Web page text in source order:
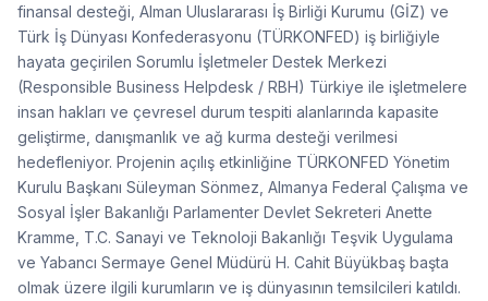
finansal desteği, Alman Uluslararası İş Birliği Kurumu (GİZ) ve
Türk İş Dünyası Konfederasyonu (TÜRKONFED) iş birliğiyle
hayata geçirilen Sorumlu İşletmeler Destek Merkezi
(Responsible Business Helpdesk / RBH) Türkiye ile işletmelere
insan hakları ve çevresel durum tespiti alanlarında kapasite
geliştirme, danışmanlık ve ağ kurma desteği verilmesi
hedefleniyor. Projenin açılış etkinliğine TÜRKONFED Yönetim
Kurulu Başkanı Süleyman Sönmez, Almanya Federal Çalışma ve
Sosyal İşler Bakanlığı Parlamenter Devlet Sekreteri Anette
Kramme, T.C. Sanayi ve Teknoloji Bakanlığı Teşvik Uygulama
ve Yabancı Sermaye Genel Müdürü H. Cahit Büyükbaş başta
olmak üzere ilgili kurumların ve iş dünyasının temsilcileri katıldı.